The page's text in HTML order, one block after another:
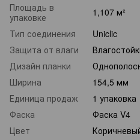
Площадь в
упаковке
1,107 м²
Тип соединения
Uniclic
Защита от влаги
Дизайн планки
Ширина
154,5 мм
Единица продаж
1 упаковка
Фаска
Фаска V4
Цвет